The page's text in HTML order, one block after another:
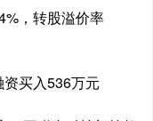
，转股溢价率
买入536万元